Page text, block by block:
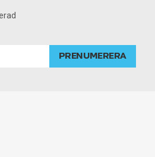
PRENUMERERA